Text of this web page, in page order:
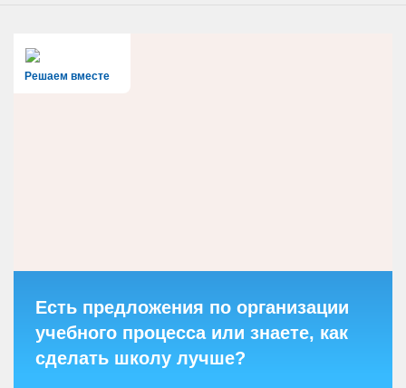
Решаем вместе
Есть предложения по организации
учебного процесса или знаете, как
сделать школу лучше?